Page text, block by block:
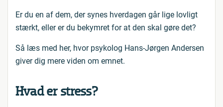
Er du en af dem, der synes hverdagen går lige lovligt
stærkt, eller er du bekymret for at den skal gøre det?
Så læs med her, hvor psykolog Hans-Jørgen Andersen
giver dig mere viden om emnet.
Hvad er stress?